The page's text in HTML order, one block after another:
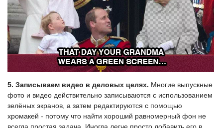
5. Записываем видео в деловых целях. Многие выпускные
фото и видео действительно записываются с использованием
зелёных экранов, а затем редактируются с помощью
хромакей - потому что найти хороший равномерный фон не